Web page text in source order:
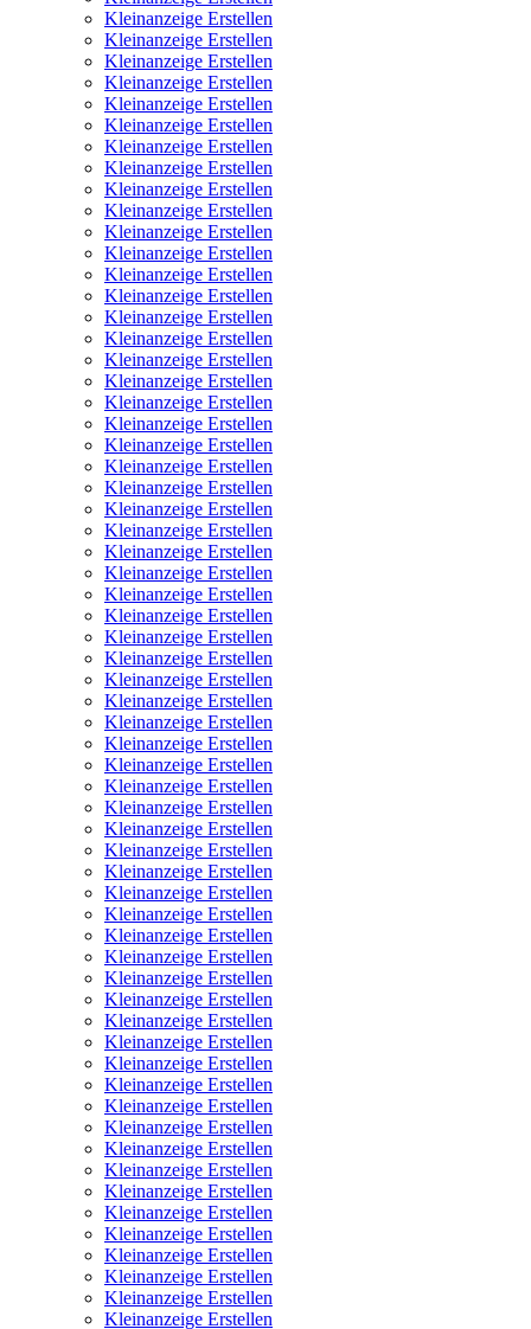
Kleinanzeige Erstellen
Kleinanzeige Erstellen
Kleinanzeige Erstellen
Kleinanzeige Erstellen
Kleinanzeige Erstellen
Kleinanzeige Erstellen
Kleinanzeige Erstellen
Kleinanzeige Erstellen
Kleinanzeige Erstellen
Kleinanzeige Erstellen
Kleinanzeige Erstellen
Kleinanzeige Erstellen
Kleinanzeige Erstellen
Kleinanzeige Erstellen
Kleinanzeige Erstellen
Kleinanzeige Erstellen
Kleinanzeige Erstellen
Kleinanzeige Erstellen
Kleinanzeige Erstellen
Kleinanzeige Erstellen
Kleinanzeige Erstellen
Kleinanzeige Erstellen
Kleinanzeige Erstellen
Kleinanzeige Erstellen
Kleinanzeige Erstellen
Kleinanzeige Erstellen
Kleinanzeige Erstellen
Kleinanzeige Erstellen
Kleinanzeige Erstellen
Kleinanzeige Erstellen
Kleinanzeige Erstellen
Kleinanzeige Erstellen
Kleinanzeige Erstellen
Kleinanzeige Erstellen
Kleinanzeige Erstellen
Kleinanzeige Erstellen
Kleinanzeige Erstellen
Kleinanzeige Erstellen
Kleinanzeige Erstellen
Kleinanzeige Erstellen
Kleinanzeige Erstellen
Kleinanzeige Erstellen
Kleinanzeige Erstellen
Kleinanzeige Erstellen
Kleinanzeige Erstellen
Kleinanzeige Erstellen
Kleinanzeige Erstellen
Kleinanzeige Erstellen
Kleinanzeige Erstellen
Kleinanzeige Erstellen
Kleinanzeige Erstellen
Kleinanzeige Erstellen
Kleinanzeige Erstellen
Kleinanzeige Erstellen
Kleinanzeige Erstellen
Kleinanzeige Erstellen
Kleinanzeige Erstellen
Kleinanzeige Erstellen
Kleinanzeige Erstellen
Kleinanzeige Erstellen
Kleinanzeige Erstellen
Kleinanzeige Erstellen